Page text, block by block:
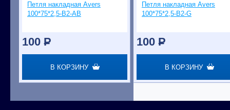
Петля накладная Avers
100*75*2,5-B2-АВ
100 P
В КОРЗИНУ
Петля накладная Avers
100*75*2,5-B2-G
100 P
В КОРЗИНУ